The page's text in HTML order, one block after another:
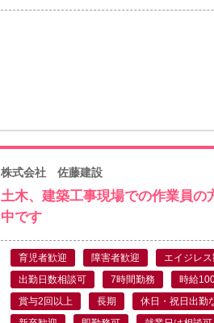
株式会社 佐藤建設
土木、建築工事現場での作業員
中です
育児者歓迎 障害者歓迎 エイジレス
出勤日数相談可
7時間勤務 時給
賞与2回以上
長期 休日・祝日出勤